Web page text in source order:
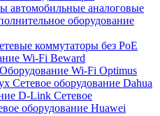
автомобильные аналоговые
оборудование
коммутаторы без РоЕ
Wi-Fi Beward
Оборудование Wi-Fi Optimus
Сетевое оборудование Dahua
D-Link Сетевое
оборудование Huawei